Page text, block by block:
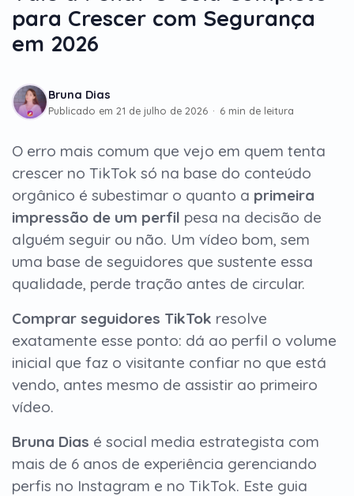
para Crescer com Segurança
em 2026
Bruna Dias
Publicado em 21 de julho de 2026 · 6 min de leitura
O erro mais comum que vejo em quem tenta
crescer no TikTok só na base do conteúdo
orgânico é subestimar o quanto a primeira
impressão de um perfil pesa na decisão de
alguém seguir ou não. Um vídeo bom, sem
uma base de seguidores que sustente essa
qualidade, perde tração antes de circular.
Comprar seguidores TikTok resolve
exatamente esse ponto: dá ao perfil o volume
inicial que faz o visitante confiar no que está
vendo, antes mesmo de assistir ao primeiro
vídeo.
Bruna Dias é social media estrategista com
mais de 6 anos de experiência gerenciando
perfis no Instagram e no TikTok. Este guia